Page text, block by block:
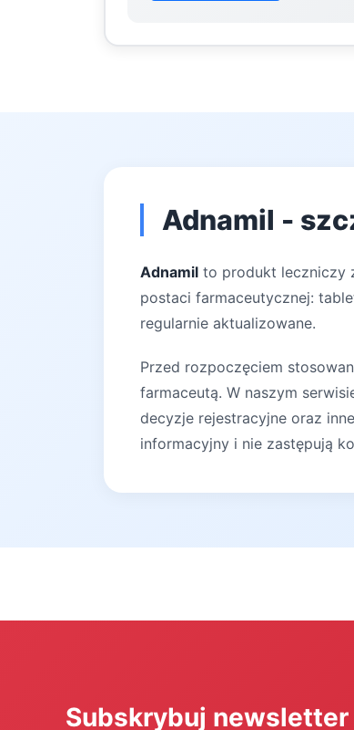
Adnamil -
Adnamil to produkt leczniczy
postaci farmaceutycznej:
regularnie aktualizowane.
Przed rozpoczęciem
farmaceutą. W naszym
decyzje rejestracyjne oraz
informacyjny i nie zastępują
Subskrybuj newsletter